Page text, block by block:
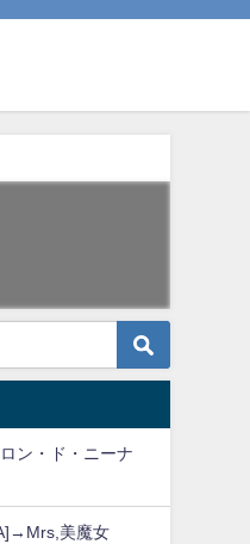
ン・ド・ニーナ
美魔女